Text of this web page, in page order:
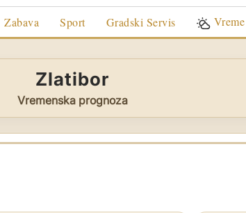
Zabava Sport Gradski Servis Vreme
Zlatibor
Vremenska prognoza